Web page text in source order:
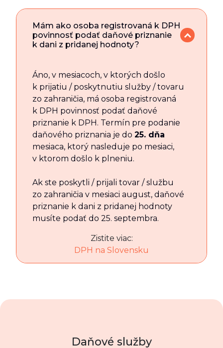
Mám ako osoba registrovaná k DPH
povinnosť podať daňové priznanie
k dani z pridanej hodnoty?
Áno, v mesiacoch, v ktorých došlo
k prijatiu / poskytnutiu služby / tovaru
zo zahraničia, má osoba registrovaná
k DPH povinnosť podať daňové
priznanie k DPH. Termín pre podanie
daňového priznania je do 25. dňa
mesiaca, ktorý nasleduje po mesiaci,
v ktorom došlo k plneniu.
Ak ste poskytli / prijali tovar / službu
zo zahraničia v mesiaci august, daňové
priznanie k dani z pridanej hodnoty
musíte podať do 25. septembra.
Zistite viac:
DPH na Slovensku
Daňové služby